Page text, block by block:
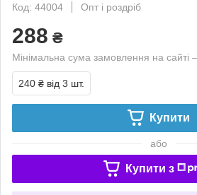
Код: 44004
Опт і роздріб
288 ₴
Мінімальна сума замовлення на сайті
240 ₴ від 3 шт.
Купити
або
Купити з